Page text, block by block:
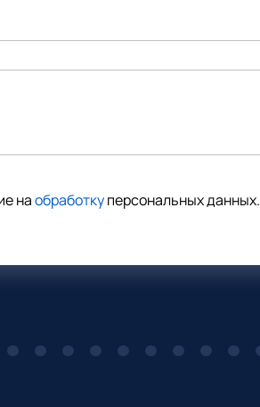
наобработкуперсональных данных.